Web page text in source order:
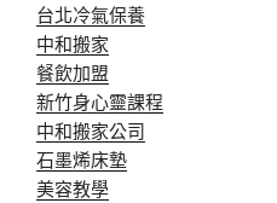
台北冷氣保養
中和搬家
餐飲加盟
新竹身心靈課程
中和搬家公司
石墨烯床墊
美容教學